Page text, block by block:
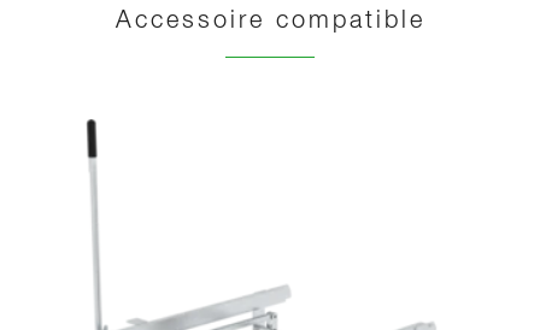
Accessoire compatible